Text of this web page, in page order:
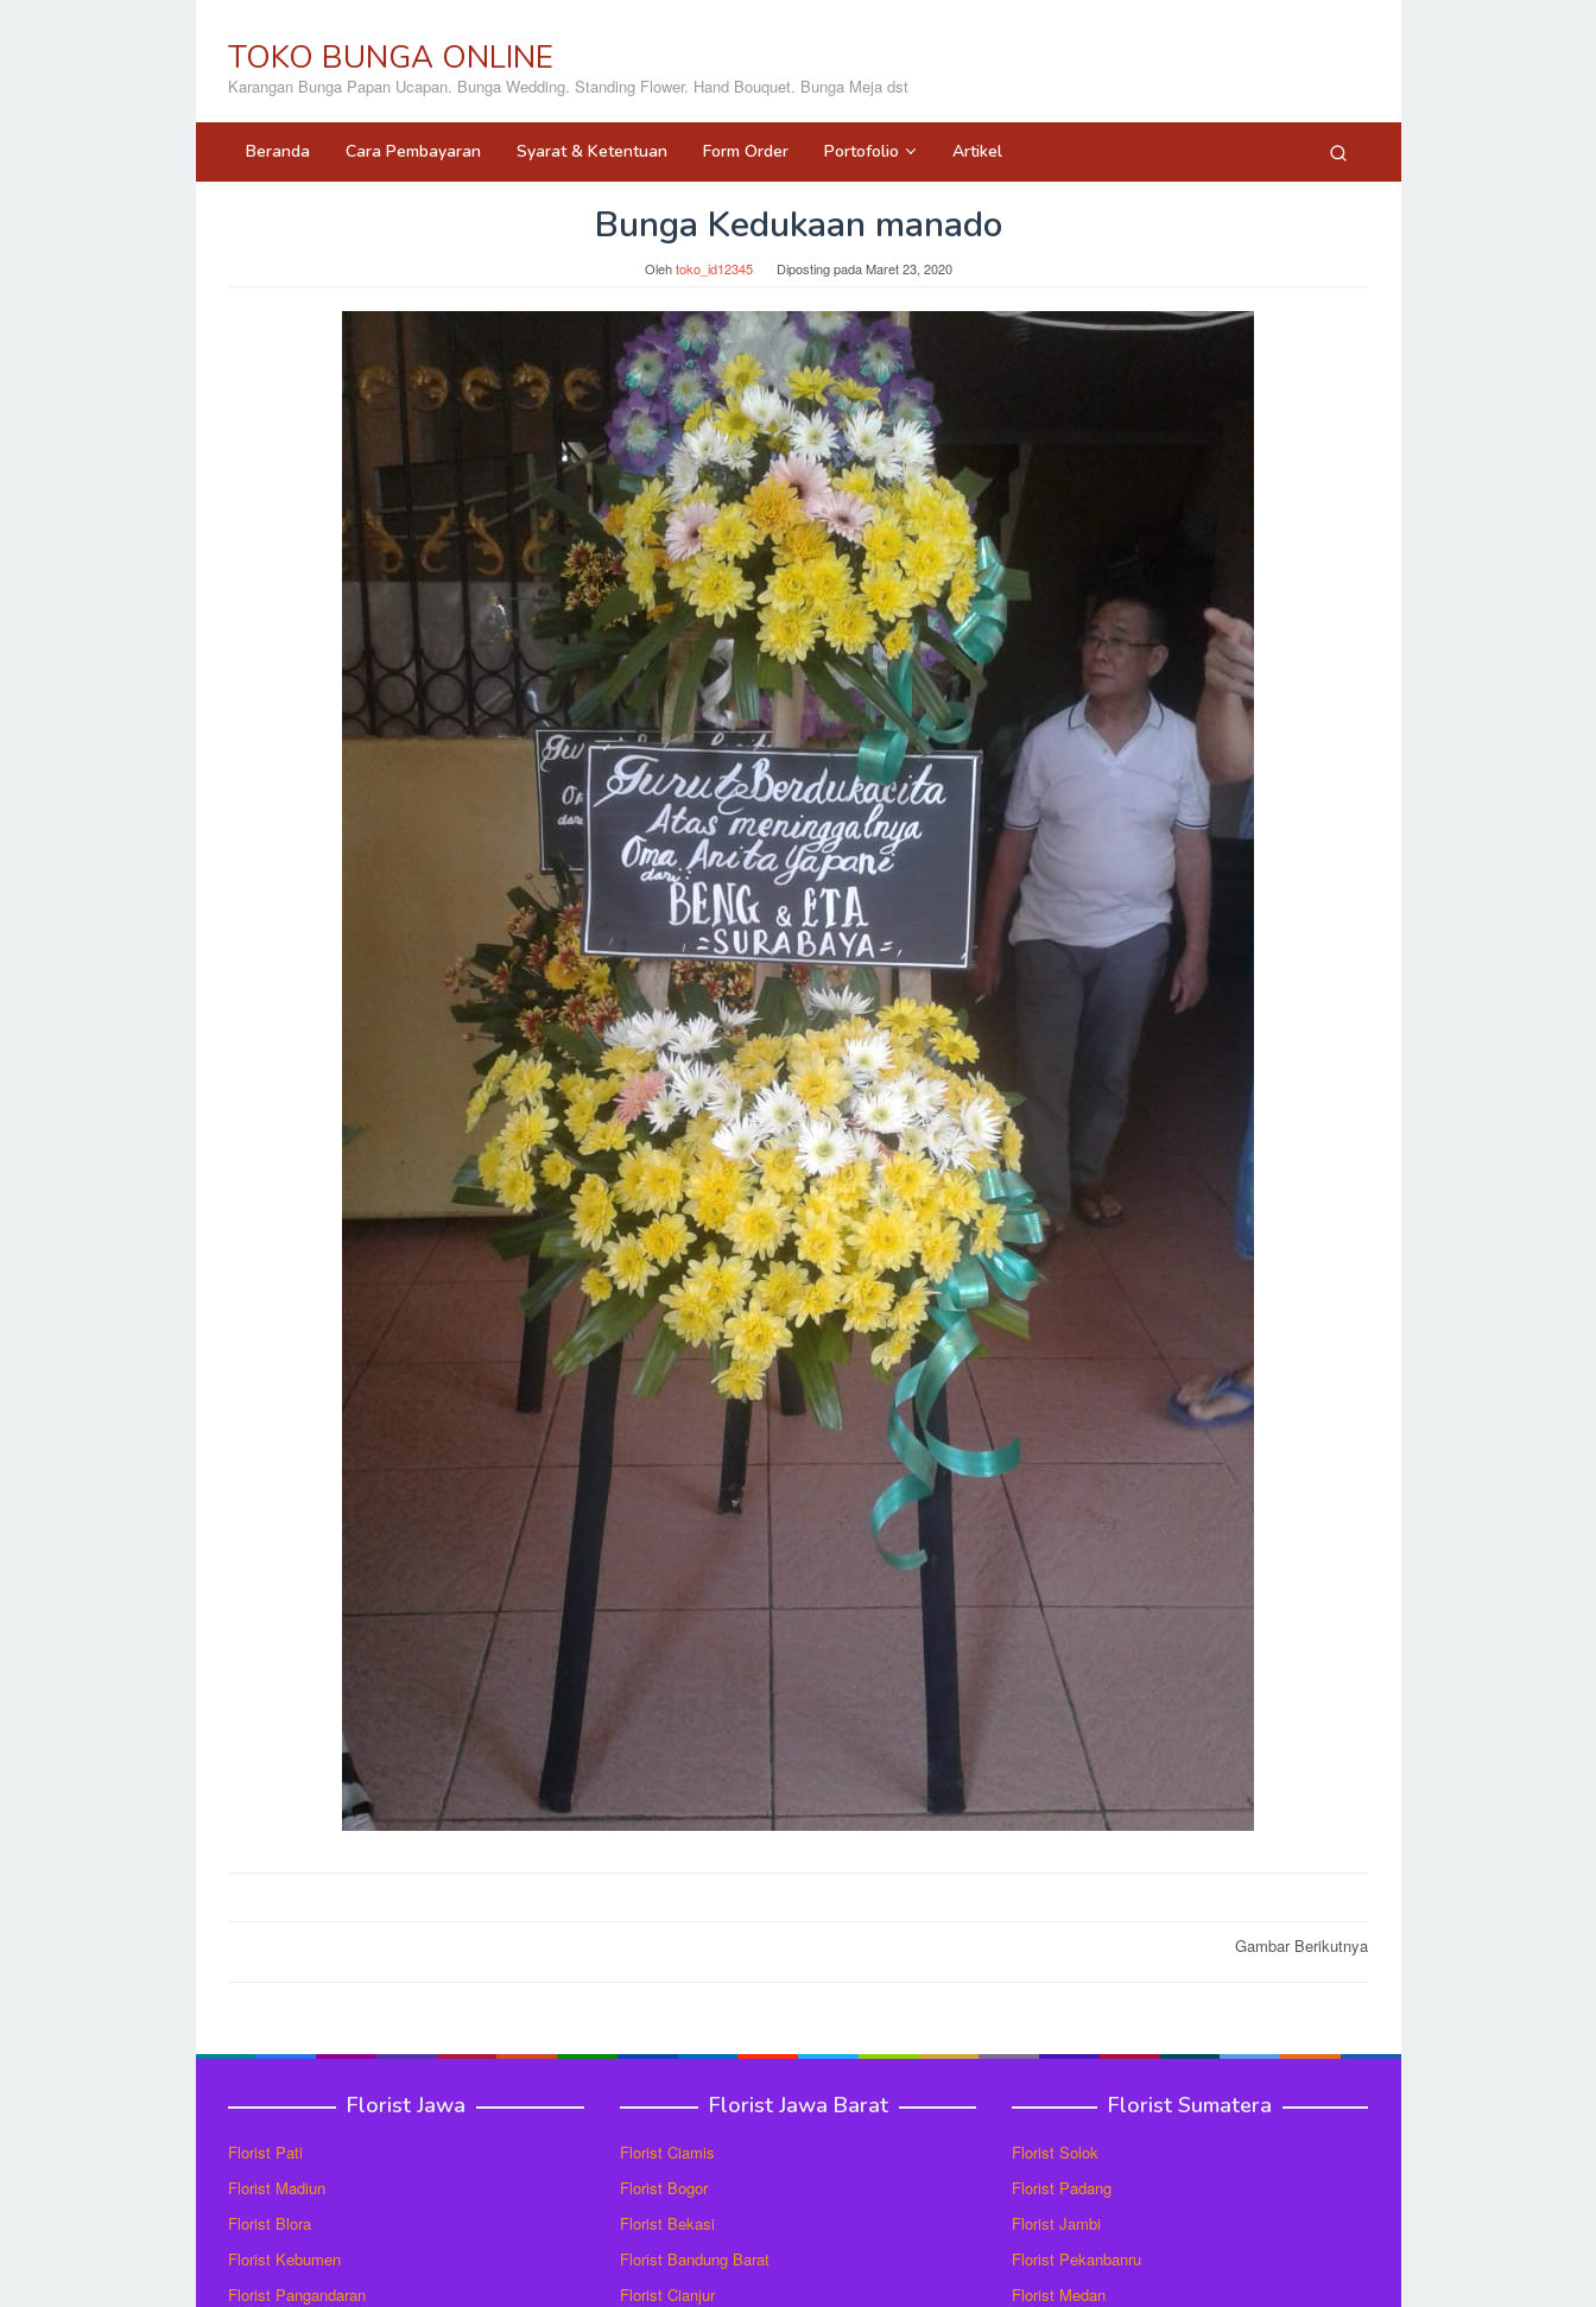
TOKO BUNGA ONLINE
Karangan Bunga Papan Ucapan. Bunga Wedding. Standing Flower. Hand Bouquet. Bunga Meja dst
Beranda Cara Pembayaran Syarat & Ketentuan Form Order Portofolio Artikel
Bunga Kedukaan manado
Olehtoko_id12345 Diposting padaMaret 23, 2020
Gambar Berikutnya
Florist Jawa
Florist Pati
Florist Madiun
Florist Blora
Florist Kebumen
Florist Pangandaran
Florist Jawa Barat
Florist Ciamis
Florist Bogor
Florist Bekasi
Florist Bandung Barat
Florist Cianjur
Florist Sumatera
Florist Solok
Florist Padang
Florist Jambi
Florist Pekanbanru
Florist Medan